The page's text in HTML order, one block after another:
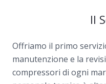
Il
Offriamo il primo
manutenzione e la
compressori di ogni